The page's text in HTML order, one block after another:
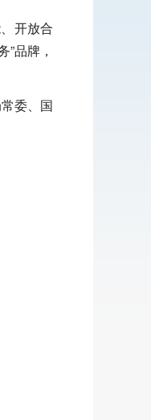
开放合
品牌，
委、国